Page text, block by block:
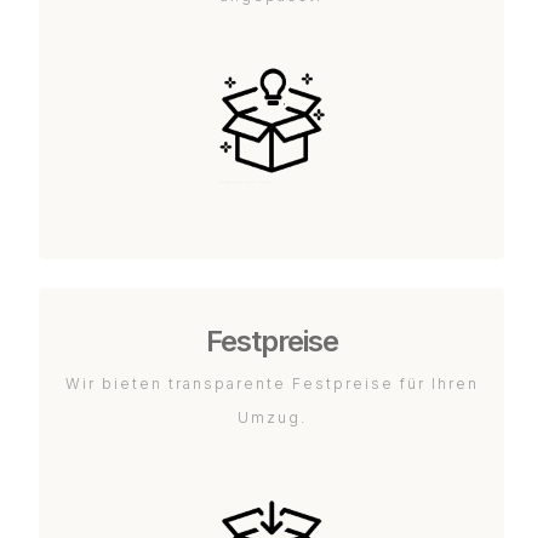
Festpreise
Wir bieten transparente Festpreise für Ihren
Umzug.